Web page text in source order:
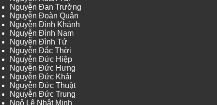
Nguyễn Đan Trường
Nguyễn Đoàn Quân
Nguyễn Đình Khánh
Nguyễn Đình Nam
Nguyễn Đình Tứ
Nguyễn Đắc Thời
Nguyễn Đức Hiệp
Nguyễn Đức Hưng
Nguyễn Đức Khải
Nguyễn Đức Thuật
Nguyễn Đức Trung
Ngô Lê Nhật Minh